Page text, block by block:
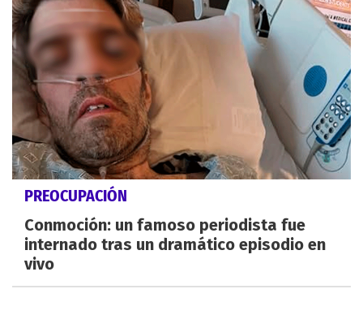
PREOCUPACIÓN
Conmoción: un famoso periodista fue
internado tras un dramático episodio en
vivo